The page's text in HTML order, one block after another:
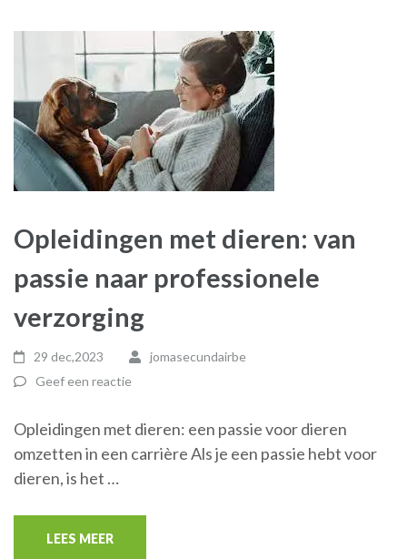
Opleidingen met dieren: van
passie naar professionele
verzorging
29 dec,2023
jomasecundairbe
Geef een reactie
Opleidingen met dieren: een passie voor dieren
omzetten in een carrière Als je een passie hebt voor
dieren, is het …
LEES MEER